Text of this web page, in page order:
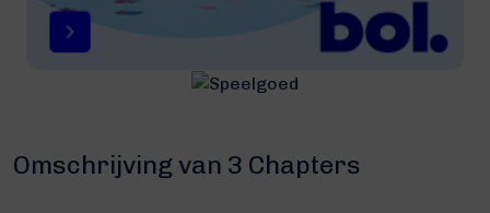
Omschrijving van 3 Chapters